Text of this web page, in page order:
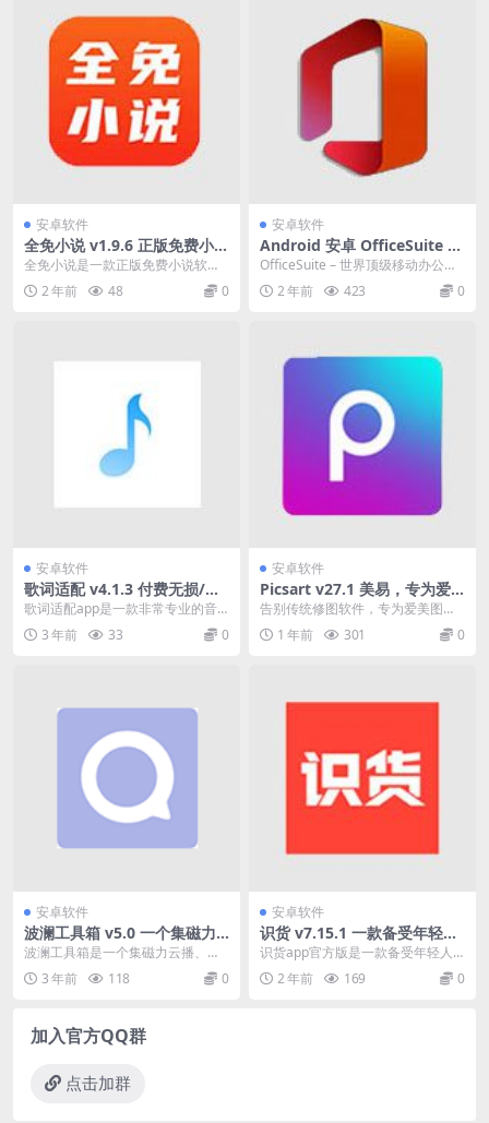
安卓软件
全免小说 v1.9.6 正版免费小说
软件，千万小说云集
全免小说是一款正版免费小说软
件。千万小说云集， 各种宠文爽文
一网打尽。光速更新小...
2 年前 48 0
安卓软件
Android 安卓 OfficeSuite v1
4.3.51248 解锁免广告高级版
OfficeSuite – 世界顶级移动办公软
件！Google Play商店下载...
2 年前 423 0
安卓软件
歌词适配 v4.1.3 付费无损/高
清MV在线免费听、免费下
载，去广告纯净版
歌词适配app是一款非常专业的音
乐下载工具，你肯定有过这样的经
历：突然听到一首好...
3 年前 33 0
安卓软件
Picsart v27.1 美易，专为爱
美图的你打造 超火爆修图软件
告别传统修图软件，专为爱美图的
你打造！超火爆修图软件来啦(๑•̀ㅂ
•́)و✧ 全...
1 年前 301 0
安卓软件
波澜工具箱 v5.0 一个集磁力
云播、下载，AI翻译、文字识
别等功能工具箱，清爽版
波澜工具箱是一个集磁力云播、磁
力下载、投屏辅助、直播源校验、A
I翻译、OCR文字...
3 年前 118 0
安卓软件
识货 v7.15.1 一款备受年轻人
喜欢的购物软件
识货app官方版是一款备受年轻人
喜欢的购物软件，如果你不愿意在
网购时买到又贵有差...
2 年前 169 0
加入官方QQ群
点击加群